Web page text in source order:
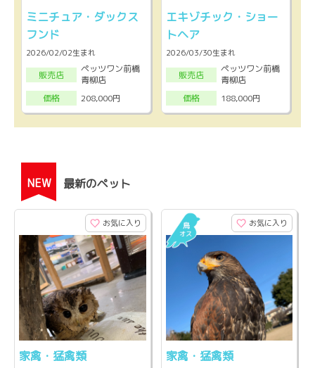
ミニチュア・ダックス
フンド
2026/02/02生まれ
販売店
ペッツワン前橋
青柳店
価格
208,000円
エキゾチック・ショー
トヘア
2026/03/30生まれ
販売店
ペッツワン前橋
青柳店
価格
188,000円
NEW 最新のペット
お気に入り
家禽・猛禽類
お気に入り
家禽・猛禽類